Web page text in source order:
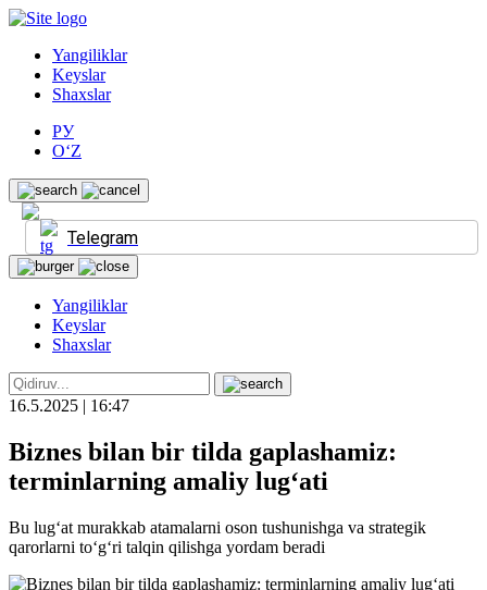
Yangiliklar
Keyslar
Shaxslar
РУ
O‘Z
Telegram
Yangiliklar
Keyslar
Shaxslar
16.5.2025 | 16:47
Biznes bilan bir tilda gaplashamiz:
terminlarning amaliy lug‘ati
Bu lug‘at murakkab atamalarni oson tushunishga va strategik
qarorlarni to‘g‘ri talqin qilishga yordam beradi